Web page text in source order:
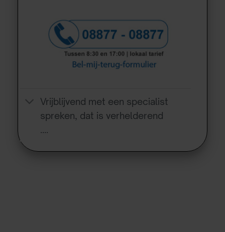
Vrijblijvend met een specialist
spreken, dat is verhelderend
….